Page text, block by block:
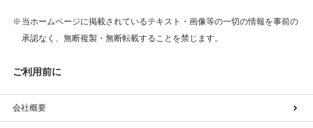
当ホームページに掲載されているテキスト・画像等の一切の情報を事前の
承認なく、無断複製・無断転載することを禁じます。
ご利用前に
会社概要